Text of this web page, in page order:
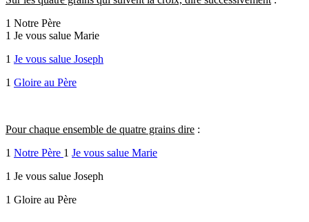
1 Notre Père
1 Je vous salue Marie
1 Je vous salue Joseph
1 Gloire au Père
Pour chaque ensemble de quatre grains dire :
1 Notre Père 1 Je vous salue Marie
1 Je vous salue Joseph
1 Gloire au Père